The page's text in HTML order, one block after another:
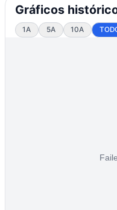
Gráficos
1A 5A 10A